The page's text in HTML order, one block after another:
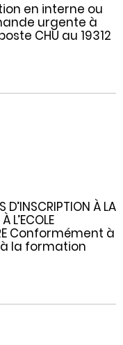
en interne ou
urgente à
CHU au 19312
D’INSCRIPTION À LA
L’ECOLE
Conformément à
à la formation